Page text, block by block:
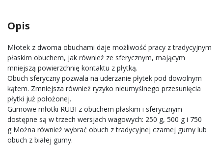
Opis
Młotek z dwoma obuchami daje możliwość pracy z tradycyjnym
płaskim obuchem, jak również ze sferycznym, mającym
mniejszą powierzchnię kontaktu z płytką.
Obuch sferyczny pozwala na uderzanie płytek pod dowolnym
kątem. Zmniejsza również ryzyko nieumyślnego przesunięcia
płytki już położonej.
Gumowe młotki RUBI z obuchem płaskim i sferycznym
dostępne są w trzech wersjach wagowych: 250 g, 500 g i 750
g Można również wybrać obuch z tradycyjnej czarnej gumy lub
obuch z białej gumy.